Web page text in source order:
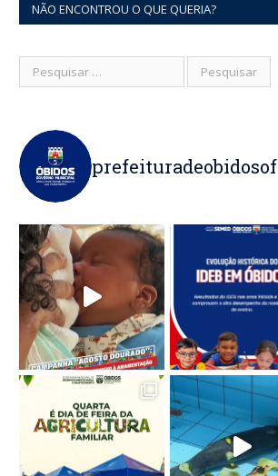
NÃO ENCONTROU O QUE QUERIA?
prefeituradeobidosof